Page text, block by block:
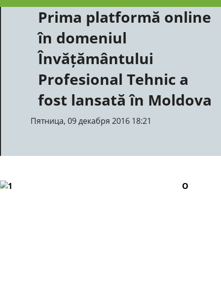
Prima platformă online
în domeniul
Învățământului
Profesional Tehnic a
fost lansată în Moldova
Пятница, 09 декабря 2016 18:21
O